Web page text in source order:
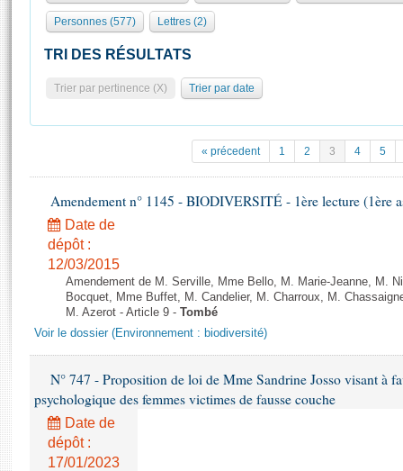
Élections législatives
Contrôle et évaluation
Congrès
Pétitions
Documents parlementaires
Propositions de loi
Amendements
Textes adoptés
Rapports d'information
Rapports d'enquête
Rapports législatifs
Rapports sur l'application des lois
Baromètre de l’application des lois
Dossiers législatifs
Budget et sécurité sociale
Statistiques et chiffres clés
Transparence et déontologie
Histoire
Juniors
Anciennes législatures
Liens vers les sites publics
Accès des chercheurs à l’Assemblée
Les évènements
Photos libres de droit
Personnes (577) Lettres (2)
TRI DES RÉSULTATS
Trier par pertinence (X) Trier par date
« précedent 1 2 3 4 5
Amendement n° 1145 - BIODIVERSITÉ - 1ère lecture (1ère
Date de
dépôt :
12/03/2015
Amendement de M. Serville, Mme Bello, M. Marie-Jeanne, M.
Bocquet, Mme Buffet, M. Candelier, M. Charroux, M.
M. Azerot - Article 9 - Tombé
Voir le dossier (Environnement : biodiversité)
N° 747 - Proposition de loi de Mme Sandrine Josso visant à
psychologique des femmes victimes de fausse couche
Date de
dépôt :
17/01/2023